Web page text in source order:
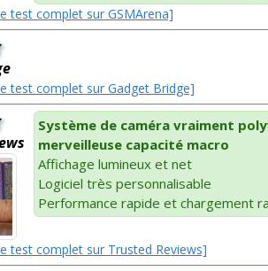
test complet sur GSMArena]
test complet sur Gadget Bridge]
Système de caméra vraiment
merveilleuse capacité macro
Affichage lumineux et net
Logiciel très personnalisable
Performance rapide et chargement
test complet sur Trusted Reviews]